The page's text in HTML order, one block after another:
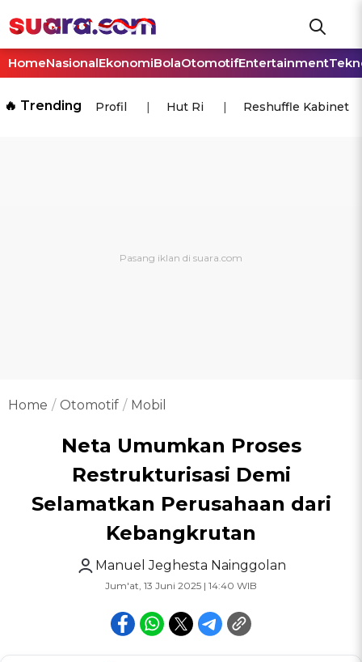
HomeNasionalEkonomiBolaOtomotifEntertainment
🔥 Trending Profil Hut Ri Reshuffle Kabinet
Home Otomotif Mobil
Neta Umumkan Proses
Restrukturisasi Demi
Selamatkan Perusahaan dari
Kebangkrutan
Manuel Jeghesta Nainggolan
Jum'at, 13 Juni 2025 | 14:40 WIB